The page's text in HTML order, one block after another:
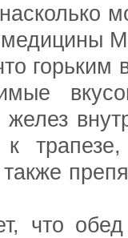
желез
что